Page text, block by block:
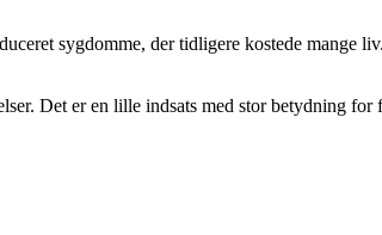
sygdomme, der tidligere kostede mange
Det er en lille indsats med stor betydning for